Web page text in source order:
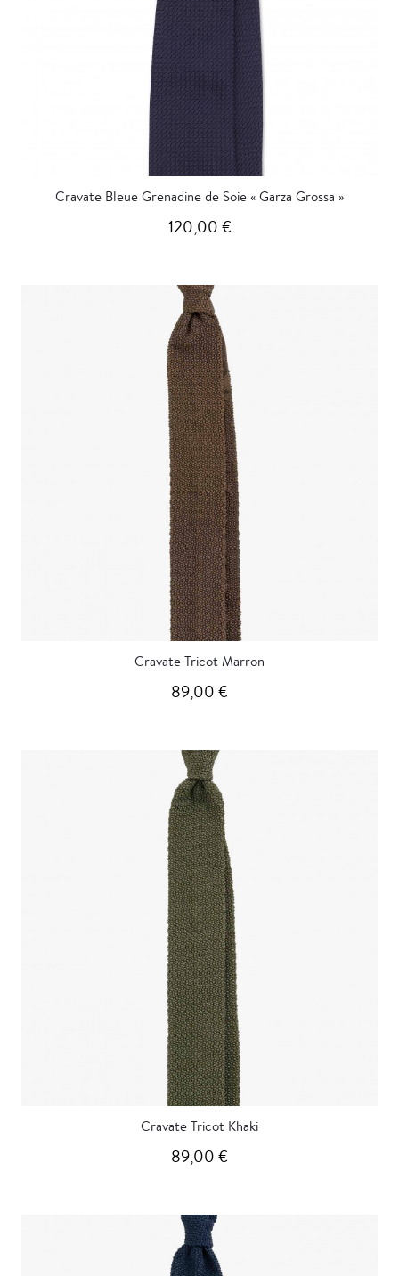
Cravate Bleue Grenadine de Soie « Garza Grossa »
120,00 €
Cravate Tricot Marron
89,00 €
Cravate Tricot Khaki
89,00 €